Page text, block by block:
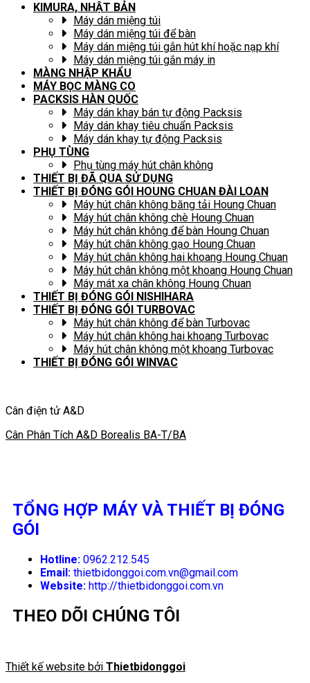
KIMURA, NHẬT BẢN
Máy dán miệng túi
Máy dán miệng túi để bàn
Máy dán miệng túi gắn hút khí hoặc nạp khí
Máy dán miệng túi gắn máy in
MÀNG NHẬP KHẨU
MÁY BỌC MÀNG CO
PACKSIS HÀN QUỐC
Máy dán khay bán tự động Packsis
Máy dán khay tiêu chuẩn Packsis
Máy dán khay tự động Packsis
PHỤ TÙNG
Phụ tùng máy hút chân không
THIẾT BỊ ĐÃ QUA SỬ DỤNG
THIẾT BỊ ĐÓNG GÓI HOUNG CHUAN ĐÀI LOAN
Máy hút chân không băng tải Houng Chuan
Máy hút chân không chè Houng Chuan
Máy hút chân không để bàn Houng Chuan
Máy hút chân không gạo Houng Chuan
Máy hút chân không hai khoang Houng Chuan
Máy hút chân không một khoang Houng Chuan
Máy mát xa chân không Houng Chuan
THIẾT BỊ ĐÓNG GÓI NISHIHARA
THIẾT BỊ ĐÓNG GÓI TURBOVAC
Máy hút chân không để bàn Turbovac
Máy hút chân không hai khoang Turbovac
Máy hút chân không một khoang Turbovac
THIẾT BỊ ĐÓNG GÓI WINVAC
Cân điện tử A&D
Cân Phân Tích A&D Borealis BA-T/BA
TỔNG HỢP MÁY VÀ THIẾT BỊ ĐÓNG
GÓI
Hotline: 0962.212.545
Email: thietbidonggoi.com.vn@gmail.com
Website: http://thietbidonggoi.com.vn
THEO DÕI CHÚNG TÔI
Thiết kế website bởi Thietbidonggoi